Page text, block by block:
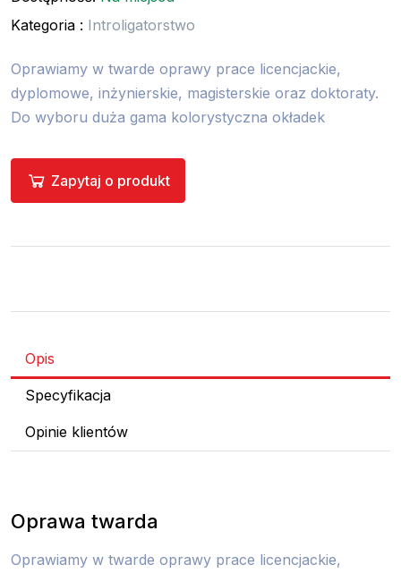
Kategoria : Introligatorstwo
Oprawiamy w twarde oprawy prace licencjackie,
dyplomowe, inżynierskie, magisterskie oraz doktoraty.
Do wyboru duża gama kolorystyczna okładek
Zapytaj o produkt
Opis
Specyfikacja
Opinie klientów
Oprawa twarda
Oprawiamy w twarde oprawy prace licencjackie,